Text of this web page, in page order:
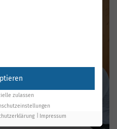
Gruppen, für die eine
zulassen
Impressum